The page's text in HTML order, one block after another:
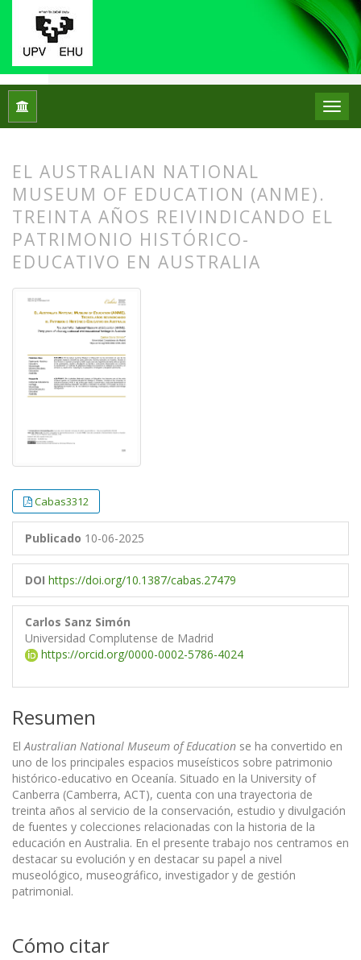
Inicio Centros de Patrimonio
EL AUSTRALIAN NATIONAL
MUSEUM OF EDUCATION (ANME).
TREINTA AÑOS REIVINDICANDO EL
PATRIMONIO HISTÓRICO-
EDUCATIVO EN AUSTRALIA
Cabas3312
Publicado 10-06-2025
DOI https://doi.org/10.1387/cabas.27479
Carlos Sanz Simón
Universidad Complutense de Madrid
https://orcid.org/0000-0002-5786-4024
Resumen
ElAustralian National Museum of Education se ha convertido en
uno de los principales espacios museísticos sobre patrimonio
histórico-educativo en Oceanía. Situado en la University of
Canberra (Camberra, ACT), cuenta con una trayectoria de
treinta años al servicio de la conservación, estudio y divulgación
de fuentes y colecciones relacionadas con la historia de la
educación en Australia. En el presente trabajo nos centramos en
destacar su evolución y en destacar su papel a nivel
museológico, museográfico, investigador y de gestión
patrimonial.
Cómo citar